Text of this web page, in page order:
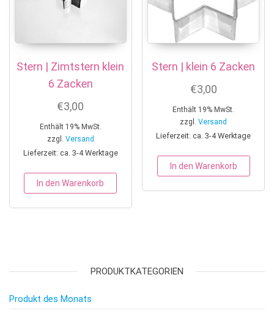
Stern | Zimtstern klein
6 Zacken
€3,00
Enthält 19% MwSt.
zzgl. Versand
Lieferzeit: ca. 3-4 Werktage
In den Warenkorb
Stern | klein 6 Zacken
€3,00
Enthält 19% MwSt.
zzgl.Versand
Lieferzeit: ca. 3-4 Werktage
In den Warenkorb
PRODUKTKATEGORIEN
Produkt des Monats